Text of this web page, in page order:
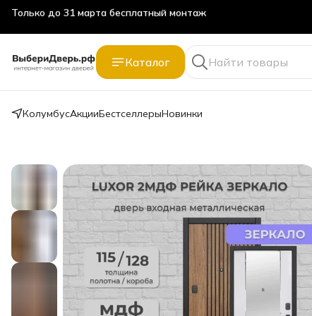
Только до 31 марта бесплатный монтаж
Каталог
КолумбусАкцииБестселлерыНовинки